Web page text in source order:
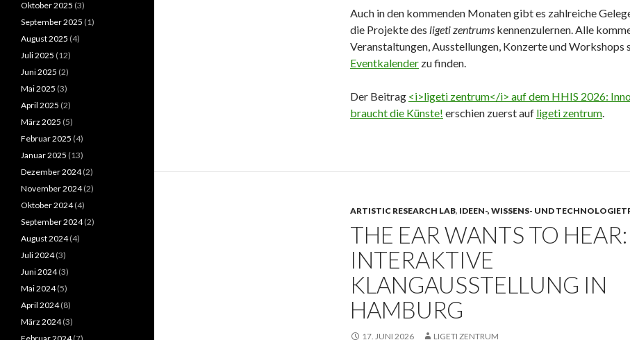
Auch in den kommenden Monaten gibt es zahlreiche
die Projekte des ligeti zentrums kennenzulernen. Alle
Veranstaltungen, Ausstellungen, Konzerte und Workshops
Eventkalender zu finden.
Der Beitrag <i>ligeti zentrum</i> auf dem HHIS 2026:
braucht die Künste! erschien zuerst auf ligeti zentrum.
ARTISTIC RESEARCH LAB, IDEEN-, WISSENS- UND
THE EAR WANTS TO HEAR:
INTERAKTIVE
KLANGAUSSTELLUNG IN
HAMBURG
17. JUNI 2026 LIGETI ZENTRUM
Oktober 2025 (3)
September 2025 (1)
August 2025 (4)
Juli 2025 (12)
Juni 2025 (2)
Mai 2025 (3)
April 2025 (2)
März 2025 (5)
Februar 2025 (4)
Januar 2025 (13)
Dezember 2024(2)
November 2024(2)
Oktober 2024(4)
September 2024(2)
August 2024(4)
Juli 2024(3)
Juni 2024(3)
Mai 2024(5)
April 2024(8)
März 2024(3)